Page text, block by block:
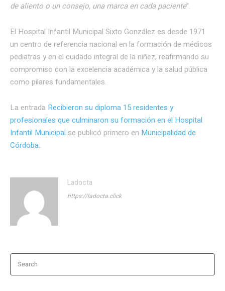
de aliento o un consejo, una marca en cada paciente”.
El Hospital Infantil Municipal Sixto González es desde 1971
un centro de referencia nacional en la formación de médicos
pediatras y en el cuidado integral de la niñez, reafirmando su
compromiso con la excelencia académica y la salud pública
como pilares fundamentales.
La entrada Recibieron su diploma 15 residentes y
profesionales que culminaron su formación en el Hospital
Infantil Municipal se publicó primero en Municipalidad de
Córdoba..
Ladocta
https://ladocta.click
Search